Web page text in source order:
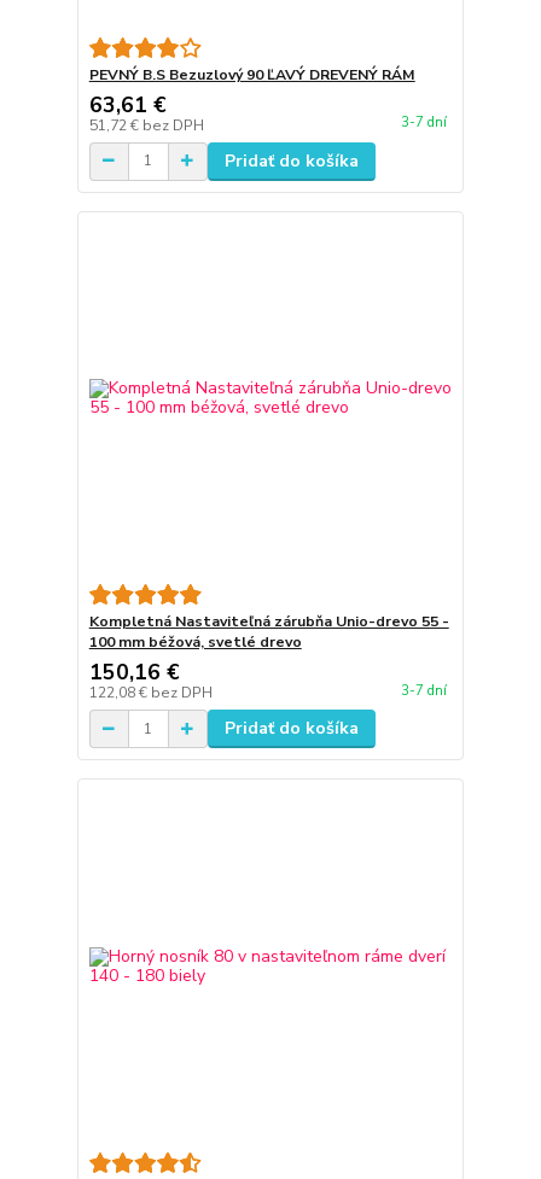
PEVNÝ B.S Bezuzlový 90 ĽAVÝ DREVENÝ RÁM
63,61 €
51,72 € bez DPH 3-7 dní
Pridať do košíka
Kompletná Nastaviteľná zárubňa Unio-drevo 55 -
100 mm béžová, svetlé drevo
150,16 €
122,08 € bez DPH 3-7 dní
Pridať do košíka